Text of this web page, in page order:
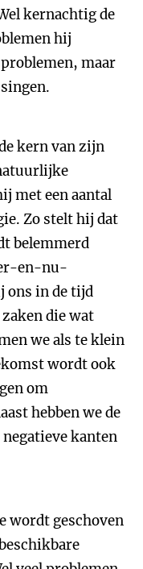
kernachtig de
hij
maar
kern van zijn
met een aantal
Zo stelt hij dat
belemmerd
en-nu-
ons in de tijd
die wat
we als te klein
wordt ook
om
hebben we de
kanten
wordt geschoven